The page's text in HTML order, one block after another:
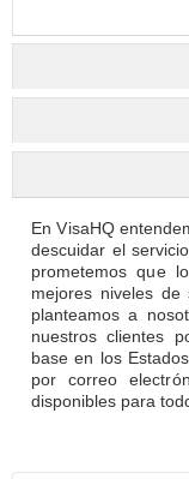
En VisaHQ
descuidar el
prometemos que
mejores niveles
planteamos a
nuestros clientes
base en los
por correo
disponibles para